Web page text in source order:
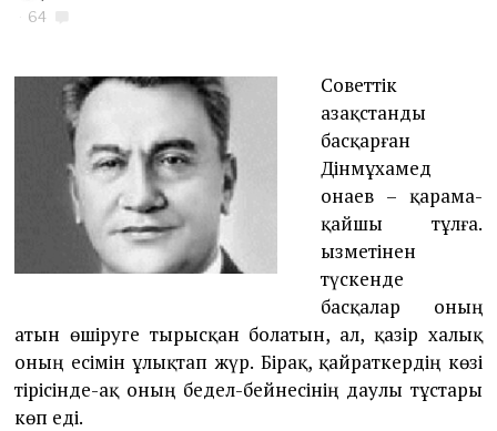
64
Советтік
Қазақстанды
басқарған
Дінмұхамед
Қонаев – қарама-
қайшы тұлға.
Қызметінен
түскенде
басқалар оның
атын өшіруге тырысқан болатын, ал, қазір халық
оның есімін ұлықтап жүр. Бірақ, қайраткердің көзі
тірісінде-ақ оның бедел-бейнесінің даулы тұстары
көп еді.